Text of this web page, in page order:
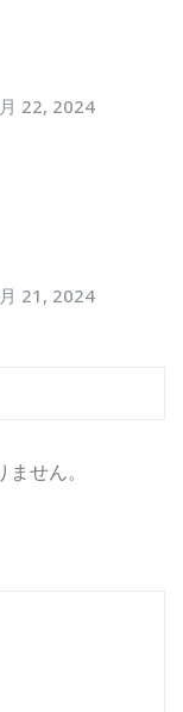
22, 2024
21, 2024
せん。